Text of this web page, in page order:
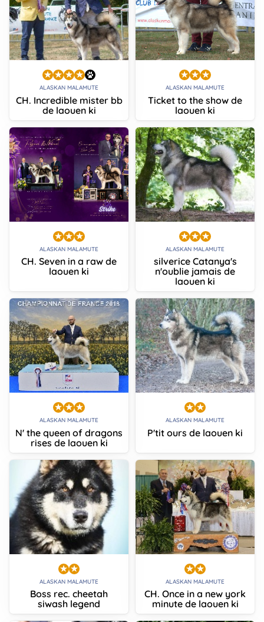
ALASKAN MALAMUTE
CH. Incredible mister bb
de laouen ki
ALASKAN MALAMUTE
Ticket to the show de
laouen ki
ALASKAN MALAMUTE
CH. Seven in a raw de
laouen ki
ALASKAN MALAMUTE
silverice Catanya's
n'oublie jamais de
laouen ki
ALASKAN MALAMUTE
N' the queen of dragons
rises de laouen ki
ALASKAN MALAMUTE
P'tit ours de laouen ki
ALASKAN MALAMUTE
Boss rec. cheetah
siwash legend
ALASKAN MALAMUTE
CH. Once in a new york
minute de laouen ki